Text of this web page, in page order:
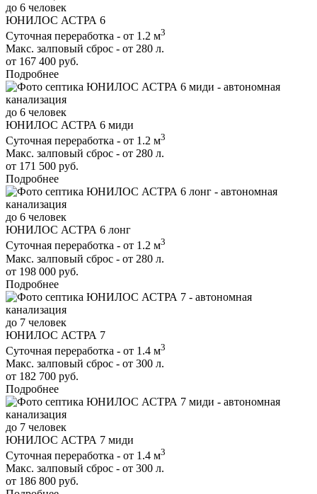
до 6 человек
ЮНИЛОС АСТРА 6
Суточная переработка - от 1.2 м3
Макс. залповый сброс - от 280 л.
от 167 400 руб.
Подробнее
до 6 человек
ЮНИЛОС АСТРА 6 миди
Суточная переработка - от 1.2 м3
Макс. залповый сброс - от 280 л.
от 171 500 руб.
Подробнее
до 6 человек
ЮНИЛОС АСТРА 6 лонг
Суточная переработка - от 1.2 м3
Макс. залповый сброс - от 280 л.
от 198 000 руб.
Подробнее
до 7 человек
ЮНИЛОС АСТРА 7
Суточная переработка - от 1.4 м3
Макс. залповый сброс - от 300 л.
от 182 700 руб.
Подробнее
до 7 человек
ЮНИЛОС АСТРА 7 миди
Суточная переработка - от 1.4 м3
Макс. залповый сброс - от 300 л.
от 186 800 руб.